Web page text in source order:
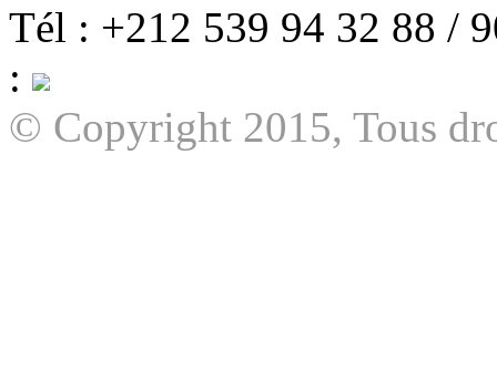
Tél : +212 539 94 32 88 /
:
© Copyright 2015, Tous